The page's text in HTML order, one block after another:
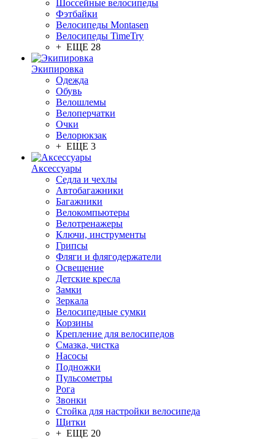
Шоссейные велосипеды
Фэтбайки
Велосипеды Montasen
Велосипеды TimeTry
+ ЕЩЕ 28
Экипировка
Одежда
Обувь
Велошлемы
Велоперчатки
Очки
Велорюкзак
+ ЕЩЕ 3
Аксессуары
Седла и чехлы
Автобагажники
Багажники
Велокомпьютеры
Велотренажеры
Ключи, инструменты
Грипсы
Фляги и флягодержатели
Освещение
Детские кресла
Замки
Зеркала
Велосипедные сумки
Корзины
Крепление для велосипедов
Смазка, чистка
Насосы
Подножки
Пульсометры
Рога
Звонки
Стойка для настройки велосипеда
Щитки
+ ЕЩЕ 20